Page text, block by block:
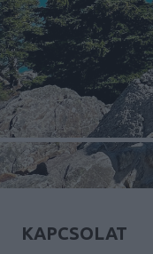
KAPCSOLAT